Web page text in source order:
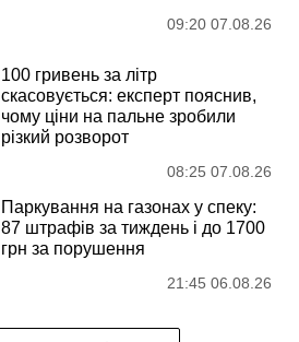
09:20 07.08.26
100 гривень за літр
скасовується: експерт пояснив,
чому ціни на пальне зробили
різкий розворот
08:25 07.08.26
Паркування на газонах у спеку:
87 штрафів за тиждень і до 1700
грн за порушення
21:45 06.08.26